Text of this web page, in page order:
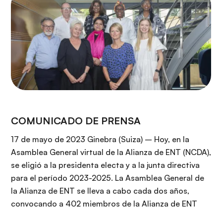
COMUNICADO DE PRENSA
17 de mayo de 2023 Ginebra (Suiza) – Hoy, en la
Asamblea General virtual de la Alianza de ENT (NCDA),
se eligió a la presidenta electa y a la junta directiva
para el período 2023-2025. La Asamblea General de
la Alianza de ENT se lleva a cabo cada dos años,
convocando a 402 miembros de la Alianza de ENT